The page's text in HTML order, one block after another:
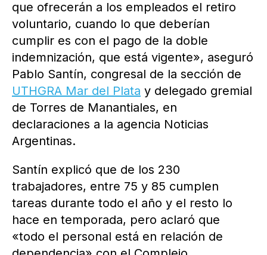
que ofrecerán a los empleados el retiro
voluntario, cuando lo que deberían
cumplir es con el pago de la doble
indemnización, que está vigente», aseguró
Pablo Santín, congresal de la sección de
UTHGRA Mar del Plata y delegado gremial
de Torres de Manantiales, en
declaraciones a la agencia Noticias
Argentinas.
Santín explicó que de los 230
trabajadores, entre 75 y 85 cumplen
tareas durante todo el año y el resto lo
hace en temporada, pero aclaró que
«todo el personal está en relación de